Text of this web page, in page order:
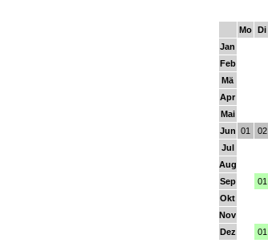
Mo Di
Jan
Feb
Mä
Apr
Mai
Jun 01 02
Jul
Aug
Sep
01
Okt
Nov
Dez
01